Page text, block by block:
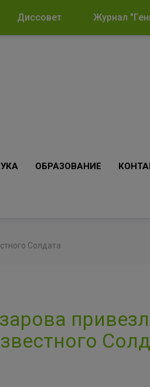
Диссовет Журнал
ОБРАЗОВАНИЕ
Солдата